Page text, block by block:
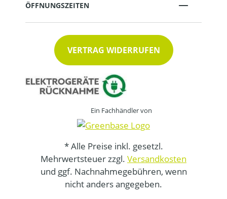
ÖFFNUNGSZEITEN
VERTRAG WIDERRUFEN
Ein Fachhändler von
* Alle Preise inkl. gesetzl.
Mehrwertsteuer zzgl. Versandkosten
und ggf. Nachnahmegebühren, wenn
nicht anders angegeben.